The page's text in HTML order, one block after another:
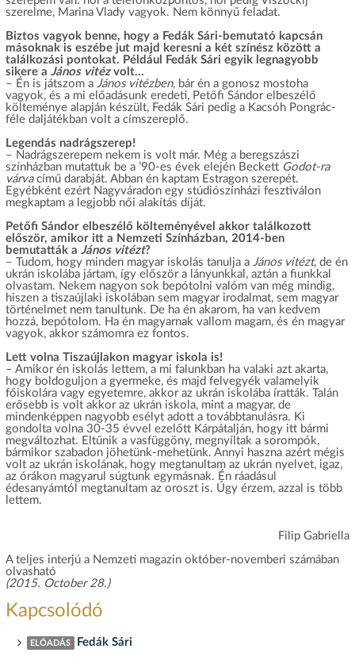
szerelme, Marina Vlady vagyok. Nem könnyű feladat.
Biztos vagyok benne, hogy a Fedák Sári-bemutató kapcsán
másoknak is eszébe jut majd keresni a két színész között a
találkozási pontokat. Például Fedák Sári egyik legnagyobb
sikere a János vitézvolt…
– Én is játszom a János vitézben, bár én a gonosz mostoha
vagyok, és a mi előadásunk eredeti, Petőfi Sándor elbeszélő
költeménye alapján készült, Fedák Sári pedig a Kacsóh Pongrác-
féle daljátékban volt a címszereplő.
Legendás nadrágszerep!
– Nadrágszerepem nekem is volt már. Még a beregszászi
színházban mutattuk be a ’90-es évek elején Beckett Godot-ra
várvacímű darabját. Abban én kaptam Estragon szerepét.
Egyébként ezért Nagyváradon egy stúdiószínházi fesztiválon
megkaptam a legjobb női alakítás díját.
Petőfi Sándor elbeszélő költeményével akkor találkozott
először, amikor itt a Nemzeti Színházban, 2014-ben
bemutatták a János vitézt?
– Tudom, hogy minden magyar iskolás tanulja a János vitézt, de én
ukrán iskolába jártam, így először a lányunkkal, aztán a fiunkkal
olvastam. Nekem nagyon sok bepótolni valóm van még mindig,
hiszen a tiszaújlaki iskolában sem magyar irodalmat, sem magyar
történelmet nem tanultunk. De ha én akarom, ha van kedvem
hozzá, bepótolom. Ha én magyarnak vallom magam, és én magyar
vagyok, akkor számomra ez fontos.
Lett volna Tiszaújlakon magyar iskola is!
– Amikor én iskolás lettem, a mi falunkban ha valaki azt akarta,
hogy boldoguljon a gyermeke, és majd felvegyék valamelyik
főiskolára vagy egyetemre, akkor az ukrán iskolába íratták. Talán
erősebb is volt akkor az ukrán iskola, mint a magyar, de
mindenképpen nagyobb esélyt adott a továbbtanulásra. Ki
gondolta volna 30-35 évvel ezelőtt Kárpátalján, hogy itt bármi
megváltozhat. Eltűnik a vasfüggöny, megnyíltak a sorompók,
bármikor szabadon jöhetünk-mehetünk. Annyi haszna azért mégis
volt az ukrán iskolának, hogy megtanultam az ukrán nyelvet, igaz,
az órákon magyarul súgtunk egymásnak. Én ráadásul
édesanyámtól megtanultam az oroszt is. Úgy érzem, azzal is több
lettem.
Filip Gabriella
A teljes interjú a Nemzeti magazin október-novemberi számában
olvasható
(2015. October 28.)
Kapcsolódó
ELŐADÁS Fedák Sári